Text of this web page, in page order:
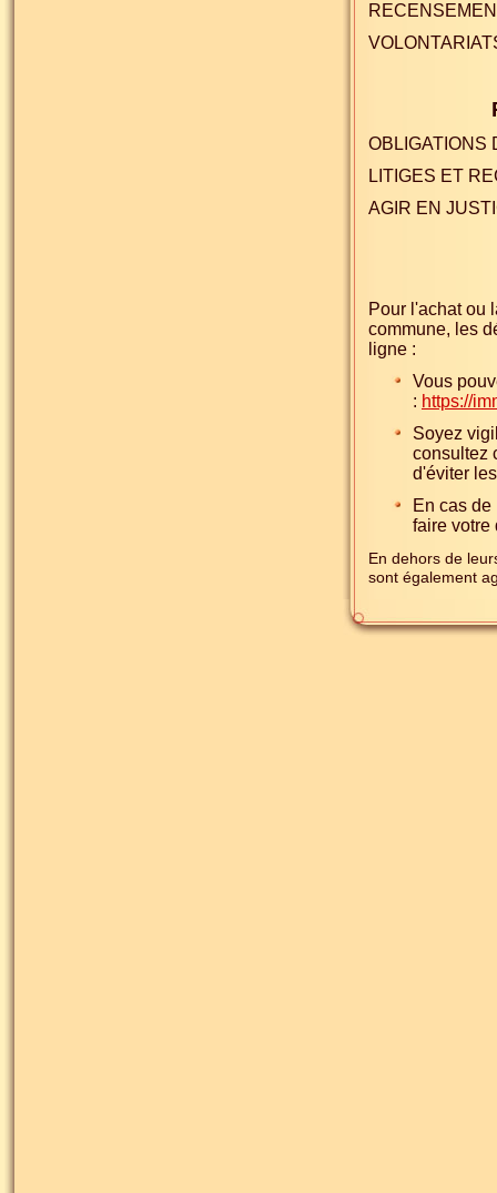
OBLIGATIONS
LITIGES ET
AGIR EN
Pour l'achat ou
commune, les
ligne :
Vous
: https://
Soyez
consultez
d'éviter
En cas
faire
En dehors de
sont également